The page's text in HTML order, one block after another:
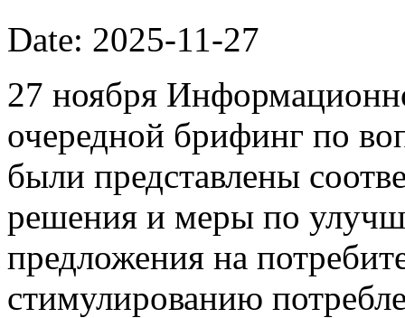
Date: 2025-11-27
27 ноября
очередной брифинг по
были представлены
решения и меры по
предложения на
стимулированию